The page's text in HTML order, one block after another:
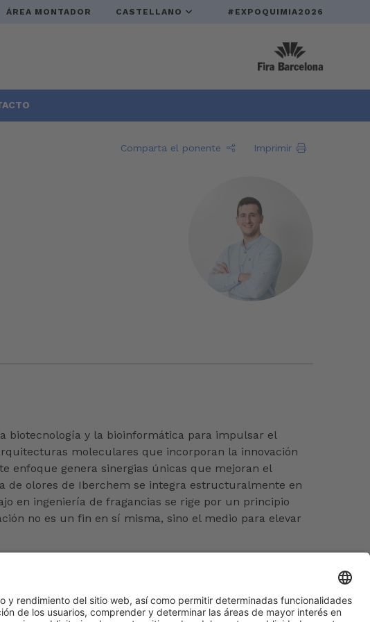
ÁREA MONTADOR CASTELLANO #EXPOQUIMIA2026
Comparta el ponente Imprimir
biotecnología y la bioinformática para impulsar el
moleculares que incorporan la innovación
enfoque genera sinergias únicas que mejoran el
de olores de Iberchem se integra estructuralmente en
en ingeniería de fragancias se rige por un principio
no es un fin en sí misma, sino el medio para elevar